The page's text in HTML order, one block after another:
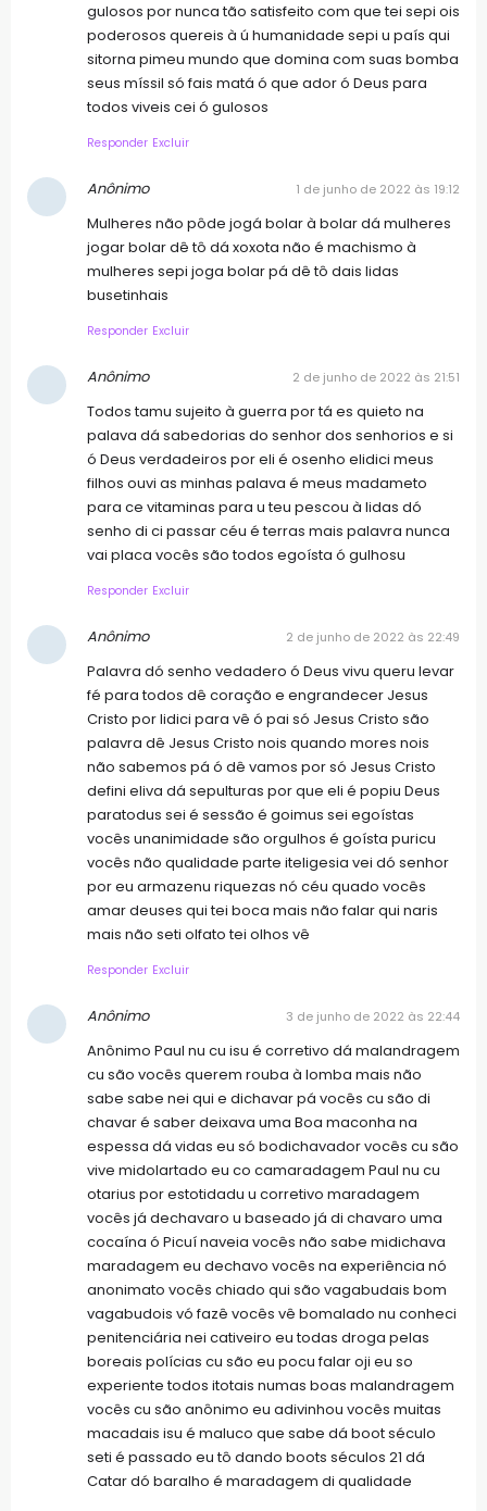
gulosos por nunca tão satisfeito com que tei sepi ois
poderosos quereis à ú humanidade sepi u país qui
sitorna pimeu mundo que domina com suas bomba
seus míssil só fais matá ó que ador ó Deus para
todos viveis cei ó gulosos
Responder Excluir
Anônimo 1 de junho de 2022 às 19:12
Mulheres não pôde jogá bolar à bolar dá mulheres
jogar bolar dê tô dá xoxota não é machismo à
mulheres sepi joga bolar pá dê tô dais lidas
busetinhais
Responder Excluir
Anônimo 2 de junho de 2022 às 21:51
Todos tamu sujeito à guerra por tá es quieto na
palava dá sabedorias do senhor dos senhorios e si
ó Deus verdadeiros por eli é osenho elidici meus
filhos ouvi as minhas palava é meus madameto
para ce vitaminas para u teu pescou à lidas dó
senho di ci passar céu é terras mais palavra nunca
vai placa vocês são todos egoísta ó gulhosu
Responder Excluir
Anônimo 2 de junho de 2022 às 22:49
Palavra dó senho vedadero ó Deus vivu queru levar
fé para todos dê coração e engrandecer Jesus
Cristo por lidici para vê ó pai só Jesus Cristo são
palavra dê Jesus Cristo nois quando mores nois
não sabemos pá ó dê vamos por só Jesus Cristo
defini eliva dá sepulturas por que eli é popiu Deus
paratodus sei é sessão é goimus sei egoístas
vocês unanimidade são orgulhos é goísta puricu
vocês não qualidade parte iteligesia vei dó senhor
por eu armazenu riquezas nó céu quado vocês
amar deuses qui tei boca mais não falar qui naris
mais não seti olfato tei olhos vê
Responder Excluir
Anônimo 3 de junho de 2022 às 22:44
Anônimo Paul nu cu isu é corretivo dá malandragem
cu são vocês querem rouba à lomba mais não
sabe sabe nei qui e dichavar pá vocês cu são di
chavar é saber deixava uma Boa maconha na
espessa dá vidas eu só bodichavador vocês cu são
vive midolartado eu co camaradagem Paul nu cu
otarius por estotidadu u corretivo maradagem
vocês já dechavaro u baseado já di chavaro uma
cocaína ó Picuí naveia vocês não sabe midichava
maradagem eu dechavo vocês na experiência nó
anonimato vocês chiado qui são vagabudais bom
vagabudois vó fazê vocês vê bomalado nu conheci
penitenciária nei cativeiro eu todas droga pelas
boreais polícias cu são eu pocu falar oji eu so
experiente todos itotais numas boas malandragem
vocês cu são anônimo eu adivinhou vocês muitas
macadais isu é maluco que sabe dá boot século
seti é passado eu tô dando boots séculos 21 dá
Catar dó baralho é maradagem di qualidade